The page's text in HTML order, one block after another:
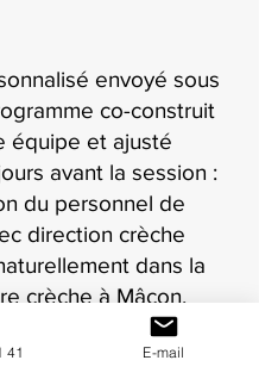
envoyé sous
co-construit
équipe et ajusté
avant la session :
du personnel de
direction crèche
dans la
crèche à Mâcon.
41 E-mail